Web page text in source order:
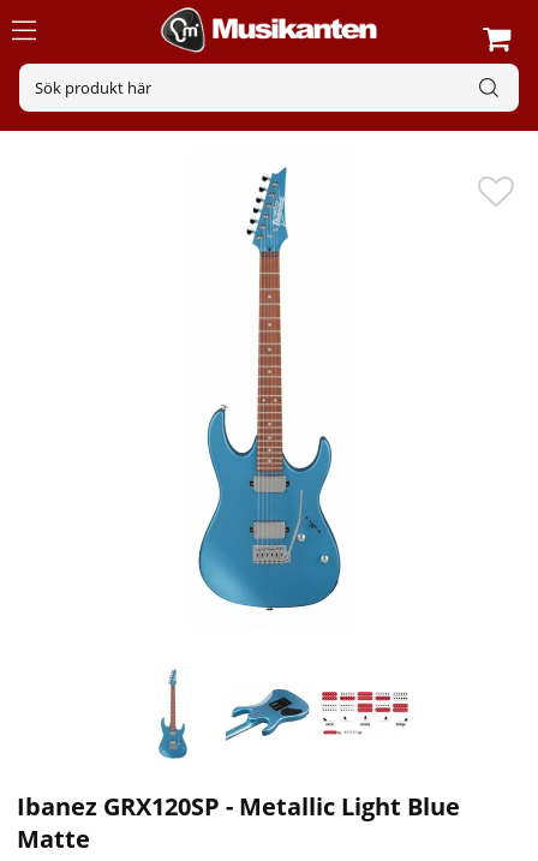
Ibanez GRX120SP - Metallic Light Blue
Matte